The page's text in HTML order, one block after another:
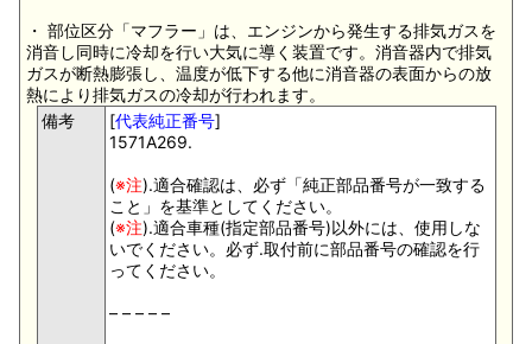
・ 部位区分「マフラー」は、エンジンから発生する排気ガスを
消音し同時に冷却を行い大気に導く装置です。消音器内で排気
ガスが断熱膨張し、温度が低下する他に消音器の表面からの放
熱により排気ガスの冷却が行われます。
備考
[代表純正番号]
1571A269.
(※注).適合確認は、必ず「純正部品番号が一致する
こと」を基準としてください。
(※注).適合車種(指定部品番号)以外には、使用しな
いでください。必ず.取付前に部品番号の確認を行
ってください。
– – – – –